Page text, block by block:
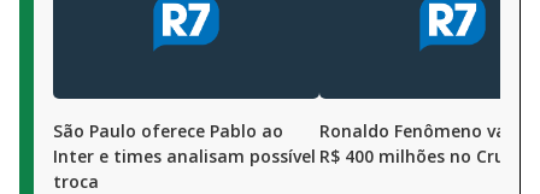
São Paulo oferece Pablo ao
Inter e times analisam possível
troca
Ronaldo Fenômeno vai
R$ 400 milhões no